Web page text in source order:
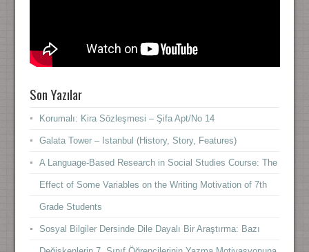
Son Yazılar
Korumalı: Kira Sözleşmesi – Şifa Apt/No 14
Galata Tower – Istanbul (History, Story, Features)
A Language-Based Research in Social Studies Course: The
Effect of Some Variables on the Writing Motivation of 7th
Grade Students
Sosyal Bilgiler Dersinde Dile Dayalı Bir Araştırma: Bazı